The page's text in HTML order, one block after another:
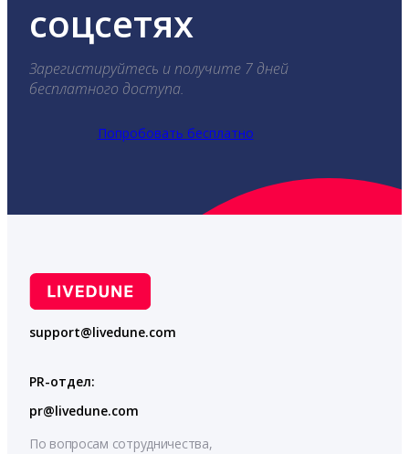
соцсетях
Зарегистируйтесь и получите 7 дней
бесплатного доступа.
Попробовать бесплатно
support@livedune.com
PR-отдел:
pr@livedune.com
По вопросам сотрудничества,